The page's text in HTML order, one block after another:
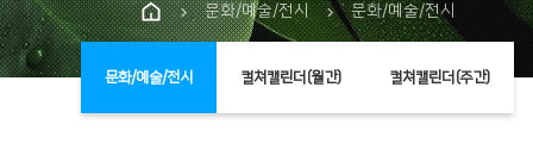
chevron_right 문화/예술/전시 chevron_right 문화/예술/전시
문화/예술/전시 컬쳐캘린더(월간) 컬쳐캘린더(주간)